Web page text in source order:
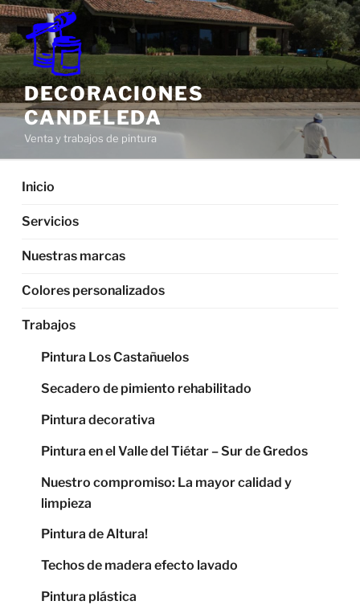
Saltar
al
contenido
DECORACIONES
CANDELEDA
Venta y trabajos de pintura
Inicio
Servicios
Nuestras marcas
Colores personalizados
Trabajos
Pintura Los Castañuelos
Secadero de pimiento rehabilitado
Pintura decorativa
Pintura en el Valle del Tiétar – Sur de Gredos
Nuestro compromiso: La mayor calidad y
limpieza
Pintura de Altura!
Techos de madera efecto lavado
Pintura plástica